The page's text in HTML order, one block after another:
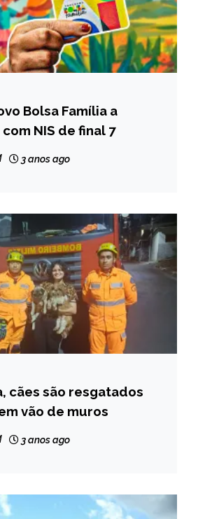
Bolsa Família a
NIS de final 7
3 anos ago
cães são resgatados
vão de muros
3 anos ago